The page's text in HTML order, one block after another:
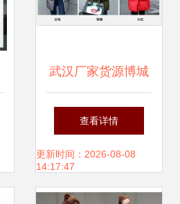
武汉厂家货源博城
服饰 品牌折扣服装
与尾货经销的优选
伙伴
查看详情
更新时间：2026-08-08
14:17:47